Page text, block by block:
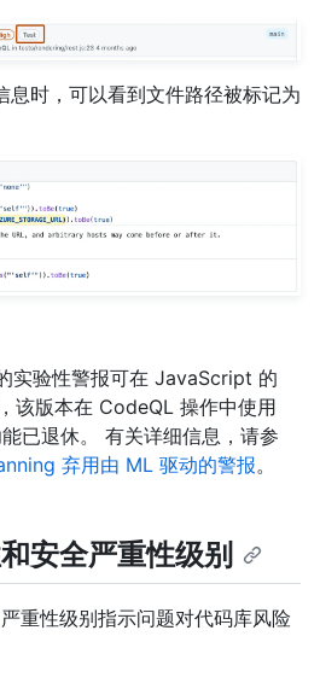
息时，可以看到文件路径被标记为
实验性警报可在 JavaScript 的
该版本在 CodeQL 操作中使用
已退休。 有关详细信息，请参
弃用由 ML 驱动的警报。
安全严重性级别
重性级别指示问题对代码库风险